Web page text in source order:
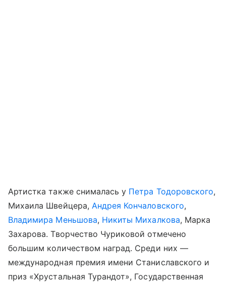
Артистка также снималась у Петра Тодоровского,
Михаила Швейцера, Андрея Кончаловского,
Владимира Меньшова, Никиты Михалкова, Марка
Захарова. Творчество Чуриковой отмечено
большим количеством наград. Среди них —
международная премия имени Станиславского и
приз «Хрустальная Турандот», Государственная